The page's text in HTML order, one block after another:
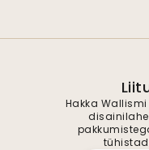
Hakka